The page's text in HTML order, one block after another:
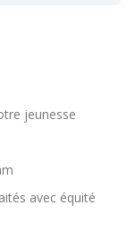
jeunesse
avec équité